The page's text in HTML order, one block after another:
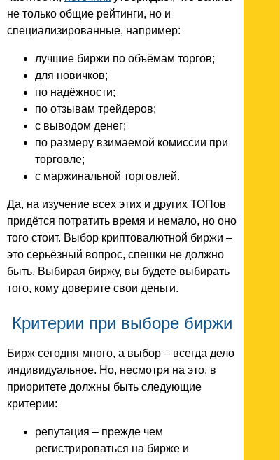
не только общие рейтинги, но и
специализированные, например:
лучшие биржи по объёмам торгов;
для новичков;
по надёжности;
по отзывам трейдеров;
с выводом денег;
по размеру взимаемой комиссии при
торговле;
с маржинальной торговлей.
Да, на изучение всех этих и других ТОПов
придётся потратить время и немало, но оно
того стоит. Выбор криптовалютной биржи –
это серьёзный вопрос, спешки не должно
быть. Выбирая биржу, вы будете выбирать
того, кому доверите свои деньги.
Критерии при выборе биржи
Бирж сегодня много, а выбор – всегда дело
индивидуальное. Но, несмотря на это, в
приоритете должны быть следующие
критерии:
репутация – прежде чем
регистрироваться на бирже и